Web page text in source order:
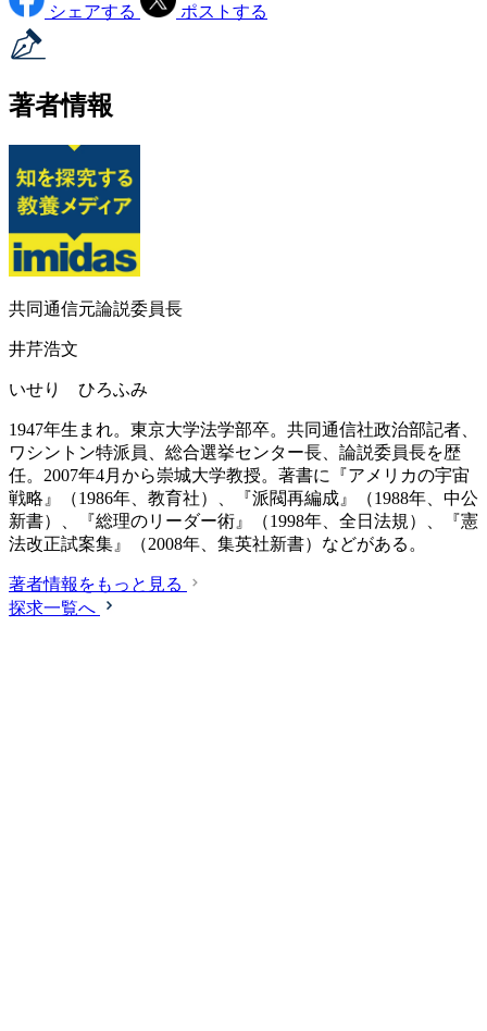
シェアする ポストする
著者情報
共同通信元論説委員長
井芹浩文
いせり ひろふみ
1947年生まれ。東京大学法学部卒。共同通信社政治部記者、
ワシントン特派員、総合選挙センター長、論説委員長を歴
任。2007年4月から崇城大学教授。著書に『アメリカの宇宙
戦略』（1986年、教育社）、『派閥再編成』（1988年、中公
新書）、『総理のリーダー術』（1998年、全日法規）、『憲
法改正試案集』（2008年、集英社新書）などがある。
著者情報をもっと見る
探求一覧へ